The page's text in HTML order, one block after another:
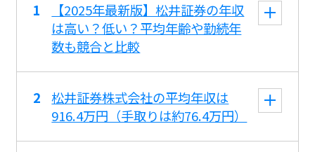
【2025年最新版】松井証券の年収
は高い？低い？平均年齢や勤続年
数も競合と比較
松井証券株式会社の平均年収は
916.4万円（手取りは約76.4万円）